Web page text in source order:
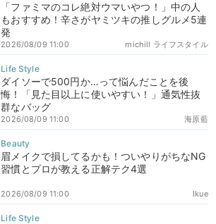
「ファミマのコレ絶対ウマいやつ！」中の人
もおすすめ！辛さがヤミツキの推しグルメ5連
発
michill ライフスタイル
2026/08/09 11:00
ダイソーで500円か…って悩んだことを後
悔！「見た目以上に使いやすい！」通気性抜
群なバッグ
海原藍
2026/08/09 11:00
眉メイクで損してるかも！ついやりがちなNG
習慣とプロが教える正解テク4選
Ikue
2026/08/09 11:00